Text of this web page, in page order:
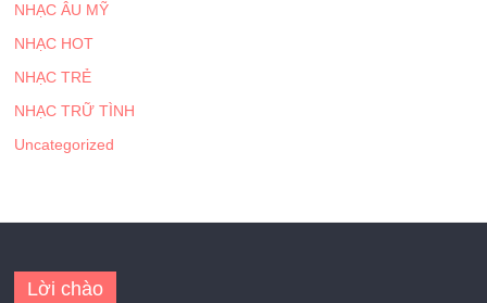
NHẠC ÂU MỸ
NHẠC HOT
NHẠC TRẺ
NHẠC TRỮ TÌNH
Uncategorized
Lời chào